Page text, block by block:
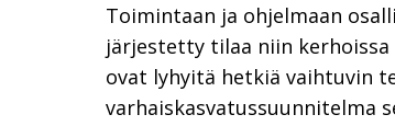
Toimintaan ja ohjelmaan
järjestetty tilaa niin
ovat lyhyitä hetkiä vaihtuvin
varhaiskasvatussuunnitelma